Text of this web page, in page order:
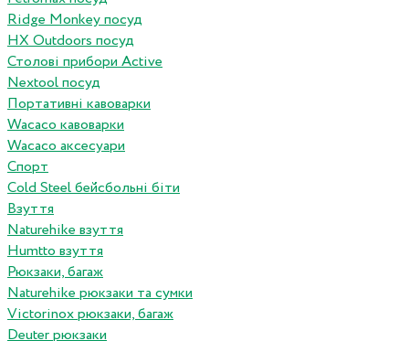
Ridge Monkey посуд
HX Outdoors посуд
Столові прибори Active
Nextool посуд
Портативні кавоварки
Wacaco кавоварки
Wacaco аксесуари
Спорт
Cold Steel бейсбольні біти
Взуття
Naturehike взуття
Humtto взуття
Рюкзаки, багаж
Naturehike рюкзаки та сумки
Victorinox рюкзаки, багаж
Deuter рюкзаки